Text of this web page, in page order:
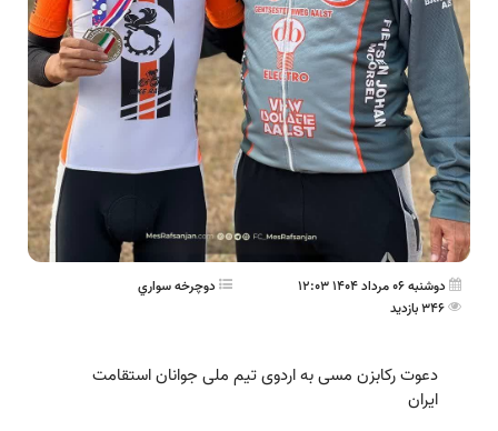
دوشنبه 06 مرداد 1404 12:03
دوچرخه سواري
دعوت رکابزن مسی به اردوی تیم ملی جوانان استقامت
ایران